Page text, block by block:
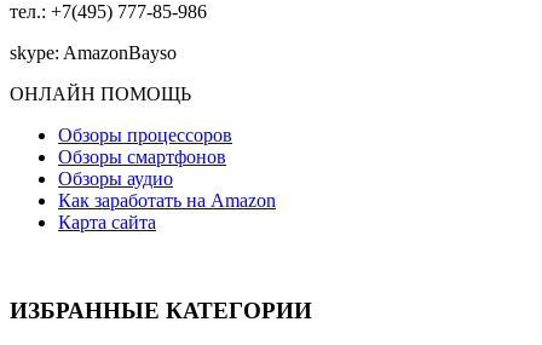
тел.: +7(495) 777-85-986
skype: AmazonBayso
ОНЛАЙН ПОМОЩЬ
Обзоры процессоров
Обзоры смартфонов
Обзоры аудио
Как заработать на Amazon
Карта сайта
ИЗБРАННЫЕ КАТЕГОРИИ